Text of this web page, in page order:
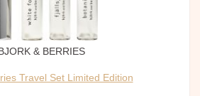
& BERRIES
Travel Set Limited Edition